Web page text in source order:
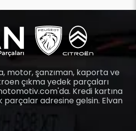
motor, şanzıman, kaporta ve
çıkma yedek parçaları
Kredi kartına
parçalar adresine gelsin. Elvan